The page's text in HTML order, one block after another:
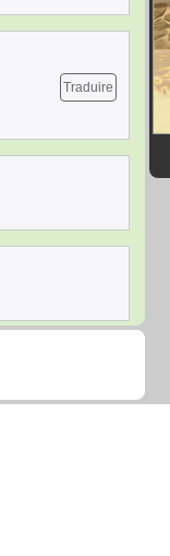
Traduire